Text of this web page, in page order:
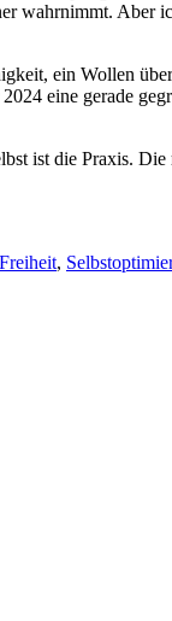
wahrnimmt. Aber
ein Wollen
eine gerade
ist die Praxis.
,